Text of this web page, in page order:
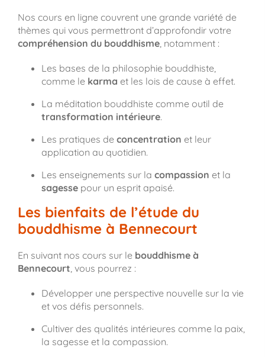
Nos cours en ligne couvrent une grande variété de
thèmes qui vous permettront d’approfondir votre
compréhension du bouddhisme, notamment :
Les bases de la philosophie bouddhiste,
comme le karma et les lois de cause à effet.
La méditation bouddhiste comme outil de
transformation intérieure.
Les pratiques de concentration et leur
application au quotidien.
Les enseignements sur la compassion et la
sagessepour un esprit apaisé.
Les bienfaits de l’étude du
bouddhisme à Bennecourt
En suivant nos cours sur le bouddhisme à
Bennecourt , vous pourrez :
Développer une perspective nouvelle sur la vie
et vos défis personnels.
Cultiver des qualités intérieures comme la paix,
la sagesse et la compassion.